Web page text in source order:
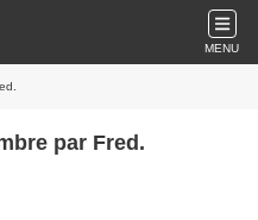
MENU
par Fred.